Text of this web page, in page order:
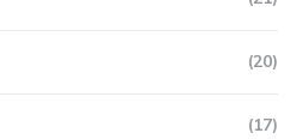
(20)
(17)